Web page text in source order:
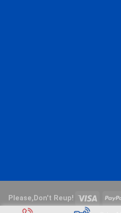
Please,Don't Reup!